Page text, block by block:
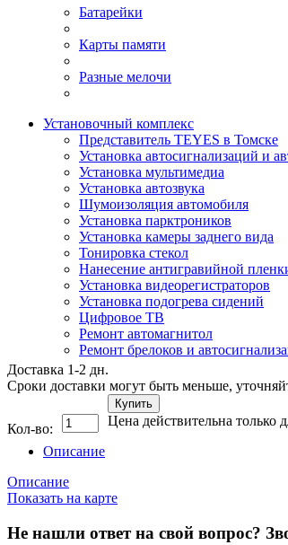
Батарейки
Карты памяти
Разные мелочи
Установочный комплекс
Представитель TEYES в Томске
Установка автосигнализаций и
Установка мультимедиа
Установка автозвука
Шумоизоляция автомобиля
Установка парктроников
Установка камеры заднего вида
Тонировка стекол
Нанесение антигравийной
Установка видеорегистраторов
Установка подогрева сидений
Цифровое ТВ
Ремонт автомагнитол
Ремонт брелоков и
Доставка 1-2 дн.
Сроки доставки могут быть меньше,
Кол-во:
Купить
Цена действительна только
Описание
Описание
Показать на карте
Не нашли ответ на свой вопрос?